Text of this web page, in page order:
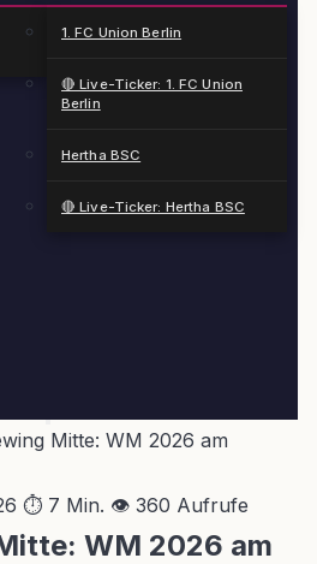
1. FC Union Berlin
🔴 Live-Ticker: 1. FC Union
Berlin
Hertha BSC
🔴 Live-Ticker: Hertha BSC
Mitte: WM 2026 am
⏱ 7 Min. 👁 360 Aufrufe
WM 2026 am